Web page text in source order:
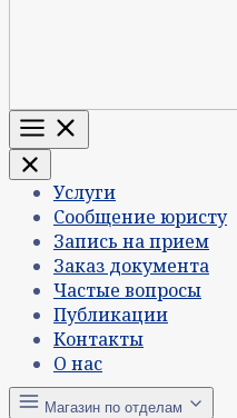
Меню
Услуги
Сообщение юристу
Запись на прием
Заказ документа
Частые вопросы
Публикации
Контакты
О нас
Магазин по отделам